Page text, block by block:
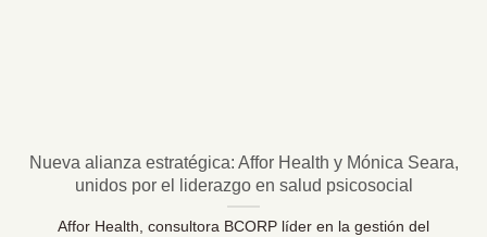
Nueva alianza estratégica: Affor Health y Mónica Seara,
unidos por el liderazgo en salud psicosocial
Affor Health, consultora BCORP líder en la gestión del